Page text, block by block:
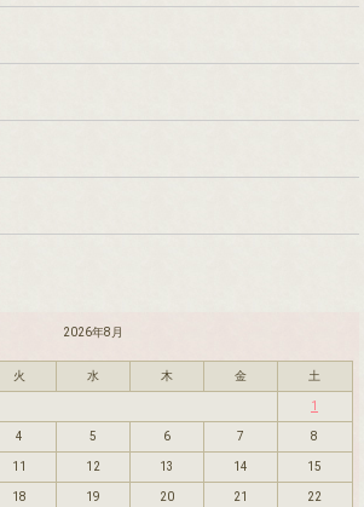
2026年8月
火 水 木 金 土
1
4 5 6 7 8
11 12 13 14 15
18 19 20 21 22